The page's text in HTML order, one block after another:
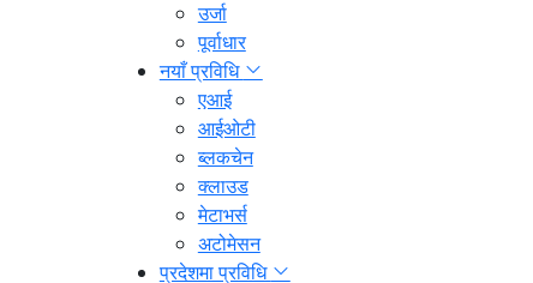
उर्जा
पूर्वाधार
नयाँ प्रविधि
एआई
आईओटी
ब्लकचेन
क्लाउड
मेटाभर्स
अटोमेसन
प्रदेशमा प्रविधि